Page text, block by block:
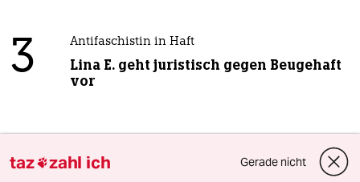
3 Antifaschistin in Haft
Lina E. geht juristisch gegen Beugehaft
vor
4 „Dem Kanzler ist der Osten egal“
taz zahl ich Gerade nicht